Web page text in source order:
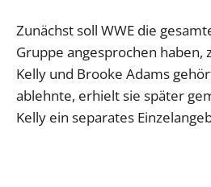
Zunächst soll WWE die
Gruppe angesprochen haben,
Kelly und Brooke Adams
ablehnte, erhielt sie später
Kelly ein separates